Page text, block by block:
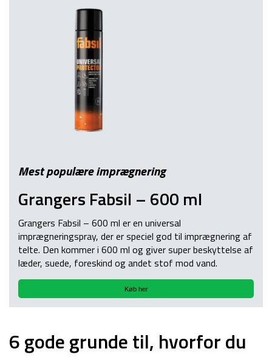
Mest populære imprægnering
Grangers Fabsil – 600 ml
Grangers Fabsil – 600 ml er en universal
imprægneringspray, der er speciel god til imprægnering af
telte. Den kommer i 600 ml og giver super beskyttelse af
læder, suede, foreskind og andet stof mod vand.
Køb her
6 gode grunde til, hvorfor du